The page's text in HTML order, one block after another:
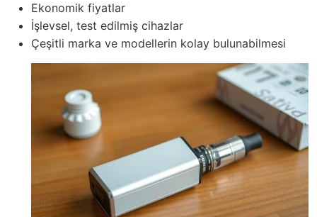
Ekonomik fiyatlar
İşlevsel, test edilmiş cihazlar
Çeşitli marka ve modellerin kolay bulunabilmesi